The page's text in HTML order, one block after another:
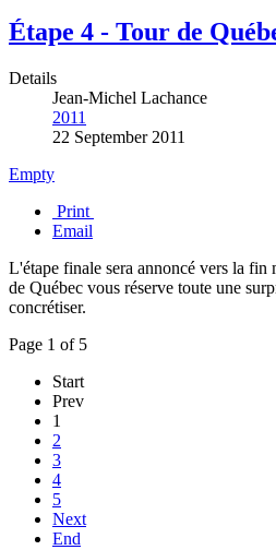
Étape 4 - Tour de
Details
Jean-Michel Lachance
2011
22 September 2011
Empty
Print
Email
L'étape finale sera annoncé vers la
de Québec vous réserve toute une
concrétiser.
Page 1 of 5
Start
Prev
1
2
3
4
5
Next
End